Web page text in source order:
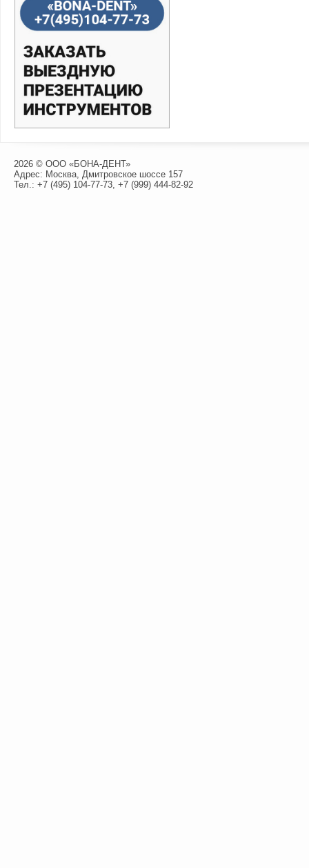
2026 © ООО «БОНА-ДЕНТ»
Адрес: Москва, Дмитровское шоссе 157
Тел.: +7 (495) 104-77-73, +7 (999) 444-82-92